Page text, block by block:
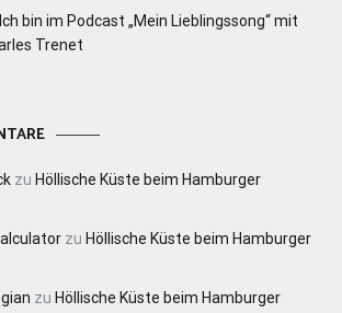
bin im Podcast „Mein Lieblingssong“ mit
Trenet
zu Höllische Küste beim Hamburger
zu Höllische Küste beim Hamburger
zu Höllische Küste beim Hamburger